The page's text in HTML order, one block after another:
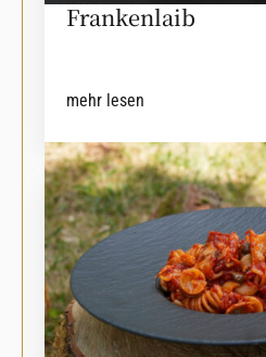
Frankenlaib
mehr lesen